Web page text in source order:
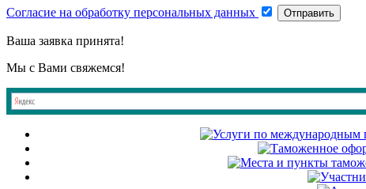
Согласие на обработку персональных данных Отправить
Ваша заявка принята!
Мы с Вами свяжемся!